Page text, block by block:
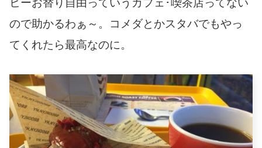
ヒーお替り自由っていうカフェ･喫茶店ってない
ので助かるわぁ～。コメダとかスタバでもやっ
てくれたら最高なのに。